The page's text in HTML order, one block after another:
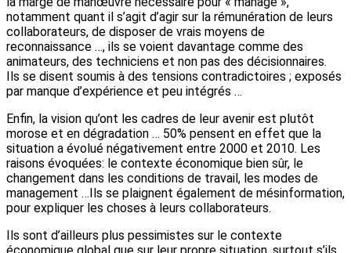
notamment quant il s’agit d’agir sur la rémunération de leurs
collaborateurs, de disposer de vrais moyens de
reconnaissance …, ils se voient davantage comme des
animateurs, des techniciens et non pas des décisionnaires.
Ils se disent soumis à des tensions contradictoires ; exposés
par manque d’expérience et peu intégrés …
Enfin, la vision qu’ont les cadres de leur avenir est plutôt
morose et en dégradation … 50% pensent en effet que la
situation a évolué négativement entre 2000 et 2010. Les
raisons évoquées: le contexte économique bien sûr, le
changement dans les conditions de travail, les modes de
management …Ils se plaignent également de mésinformation,
pour expliquer les choses à leurs collaborateurs.
Ils sont d’ailleurs plus pessimistes sur le contexte